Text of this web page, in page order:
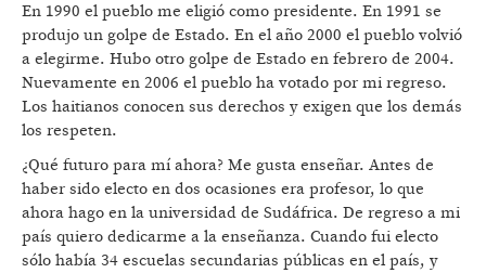
En 1990 el pueblo me eligió como presidente. En 1991 se
produjo un golpe de Estado. En el año 2000 el pueblo volvió
a elegirme. Hubo otro golpe de Estado en febrero de 2004.
Nuevamente en 2006 el pueblo ha votado por mi regreso.
Los haitianos conocen sus derechos y exigen que los demás
los respeten.
¿Qué futuro para mí ahora? Me gusta enseñar. Antes de
haber sido electo en dos ocasiones era profesor, lo que
ahora hago en la universidad de Sudáfrica. De regreso a mi
país quiero dedicarme a la enseñanza. Cuando fui electo
sólo había 34 escuelas secundarias públicas en el país, y